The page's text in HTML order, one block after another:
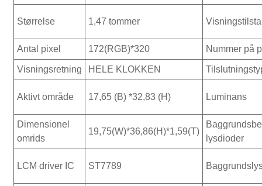
Størrelse 1,47 tommer
Antal pixel 172(RGB)*320 Nummer på
Visningsretning HELE KLOKKEN
Aktivt område 17,65 (B) *32,83 (H) Luminans
Dimensionel
omrids
19,75(W)*36,86(H)*1,59(T)
lysdioder
LCM driver IC ST7789